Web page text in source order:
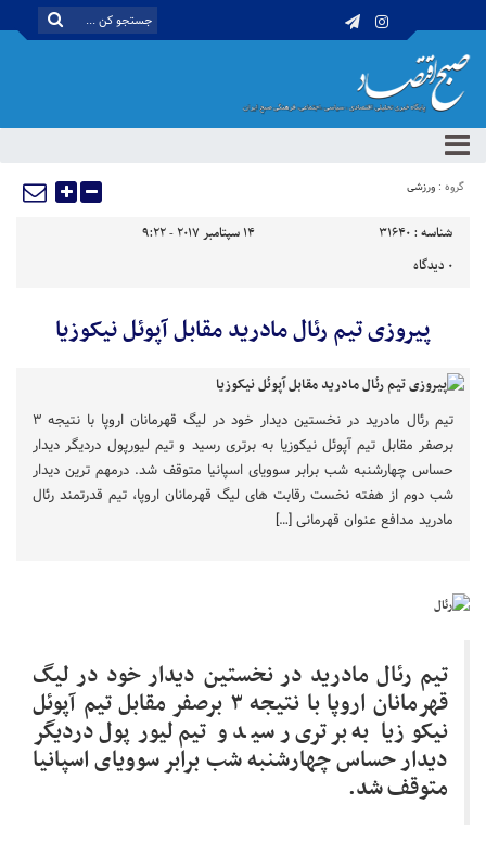
گروه : ورزشی
شناسه : 31640
14 سپتامبر 2017 - 9:22
0 دیدگاه
پیروزی تیم رئال مادرید مقابل آپوئل نیکوزیا
تیم رئال مادرید در نخستین دیدار خود در لیگ قهرمانان اروپا با نتیجه ۳
برصفر مقابل تیم آپوئل نیکوزیا به برتری رسید و تیم لیورپول دردیگر دیدار
حساس چهارشنبه شب برابر سوویای اسپانیا متوقف شد. درمهم ترین دیدار
شب دوم از هفته نخست رقابت های لیگ قهرمانان اروپا، تیم قدرتمند رئال
مادرید مدافع عنوان قهرمانی […]
تیم رئال مادرید در نخستین دیدار خود در لیگ
قهرمانان اروپا با نتیجه ۳ برصفر مقابل تیم آپوئل
نیکوزیا به برتری رسید و تیم لیورپول دردیگر
دیدار حساس چهارشنبه شب برابر سوویای اسپانیا
متوقف شد.